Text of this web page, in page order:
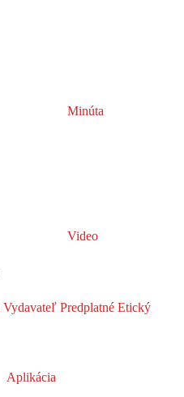
Minúta
Video
Vydavateľ Predplatné Etický
Aplikácia